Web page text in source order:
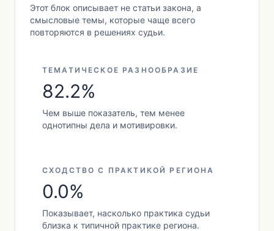
Этот блок описывает не статьи закона, а
смысловые темы, которые чаще всего
повторяются в решениях судьи.
ТЕМАТИЧЕСКОЕ РАЗНООБРАЗИЕ
82.2%
Чем выше показатель, тем менее
однотипны дела и мотивировки.
СХОДСТВО С ПРАКТИКОЙ РЕГИОНА
0.0%
Показывает, насколько практика судьи
близка к типичной практике региона.